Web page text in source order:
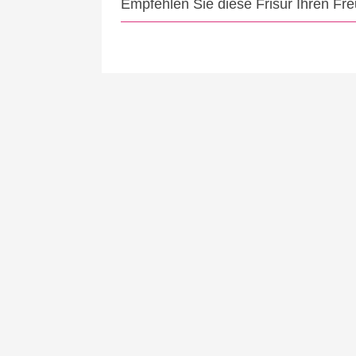
Empfehlen Sie diese Frisur Ihren